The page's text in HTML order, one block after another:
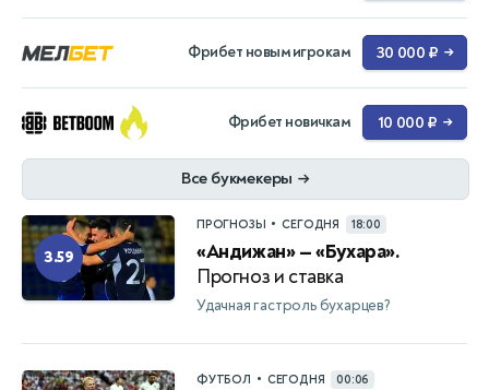
Фрибет новым игрокам 30 000 ₽ →
Фрибет новичкам 10 000 ₽ →
Все букмекеры →
3.59
ПРОГНОЗЫ • СЕГОДНЯ 18:00
«Андижан» — «Бухара».
Прогноз и ставка
Удачная гастроль бухарцев?
ФУТБОЛ • СЕГОДНЯ 00:06